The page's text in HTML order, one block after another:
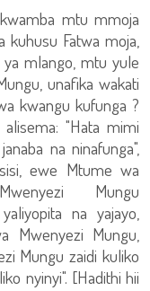
mtu mmoja
kuhusu Fatwa moja,
ya mlango, mtu yule
unafika wakati
kwangu kufunga ?
"Hata mimi
na ninafunga",
ewe Mtume wa
Mungu
na yajayo,
Mwenyezi Mungu,
Mungu zaidi kuliko
nyinyi". [Hadithi hii